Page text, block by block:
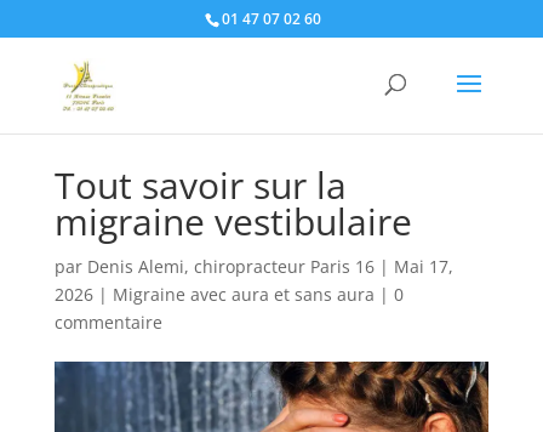
01 47 07 02 60
Tout savoir sur la
migraine vestibulaire
par Denis Alemi, chiropracteur Paris 16| Mai 17,
2026| Migraine avec aura et sans aura | 0
commentaire